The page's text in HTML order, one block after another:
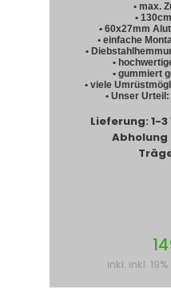
• max.
•
• 60x27mm
• einfache
•
•
• gummiert
• viele
• Unser Urteil:
Lieferung: 1-
Abholung
inkl. inkl.